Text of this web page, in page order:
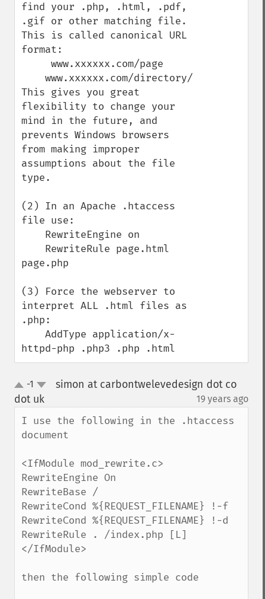
find your .php, .html, .pdf,
.gif or other matching file.
This is called canonical URL
format:
This gives you great
flexibility to change your
mind in the future, and
prevents Windows browsers
from making improper
assumptions about the file
type.
(2) In an Apache .htaccess
file use:
page.php
(3) Force the webserver to
interpret ALL .html files as
.php:
httpd-php .php3 .php .html
up
down
-1
simon at carbontwelevedesign dot co
dot uk
19 years ago
I use the following in the .htaccess
document
<IfModule mod_rewrite.c>
RewriteEngine On
RewriteBase /
RewriteCond %{REQUEST_FILENAME} !-f
RewriteCond %{REQUEST_FILENAME} !-d
RewriteRule . /index.php [L]
</IfModule>
then the following simple code